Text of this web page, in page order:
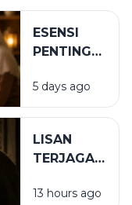
ESENSI
PENTING
BIRRUL
WALIDAIN
5 days ago
LISAN
TERJAGA
BERTAKWA
13 hours ago